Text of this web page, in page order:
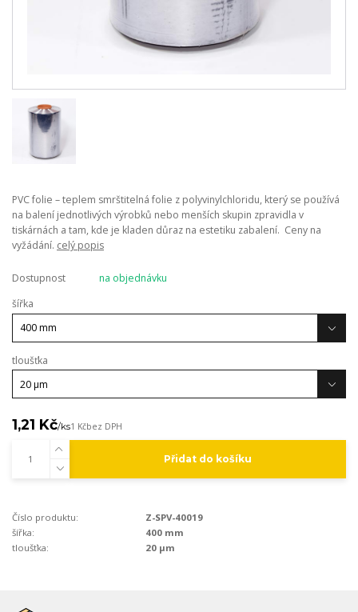
PVC folie – teplem smrštitelná folie z polyvinylchloridu, který se používá
na balení jednotlivých výrobků nebo menších skupin zpravidla v
tiskárnách a tam, kde je kladen důraz na estetiku zabalení. Ceny na
vyžádání. celý popis
Dostupnost
na objednávku
šířka
tloušťka
1,21 Kč/ks1 Kčbez DPH
Přidat do košíku
Číslo produktu:
Z-SPV-40019
šířka:
400 mm
tloušťka:
20 µm